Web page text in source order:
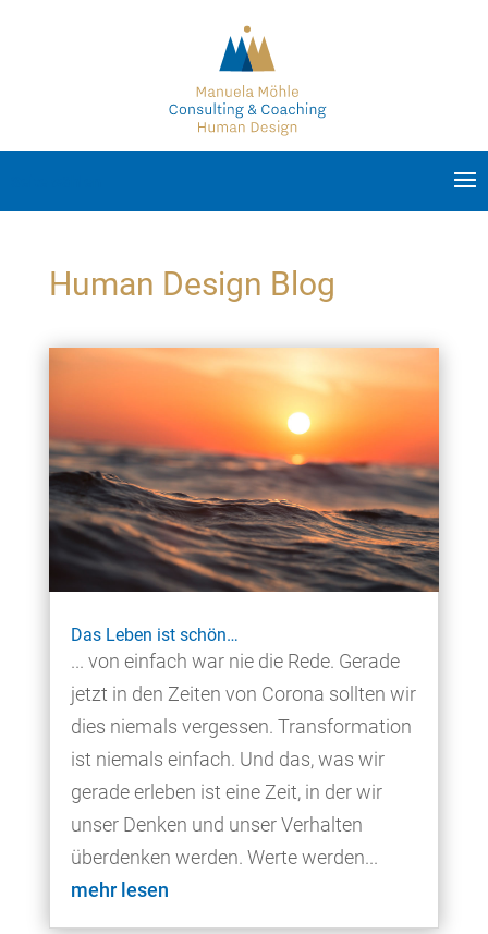
Human Design Blog
Das Leben ist schön…
... von einfach war nie die Rede. Gerade
jetzt in den Zeiten von Corona sollten wir
dies niemals vergessen. Transformation
ist niemals einfach. Und das, was wir
gerade erleben ist eine Zeit, in der wir
unser Denken und unser Verhalten
überdenken werden. Werte werden...
mehr lesen